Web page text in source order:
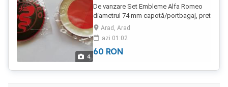
4
De vanzare Set Embleme Alfa Romeo
diametrul 74 mm capotă/portbagaj, pret
60 lei.Arad, Arad
azi 01:02
60 RON